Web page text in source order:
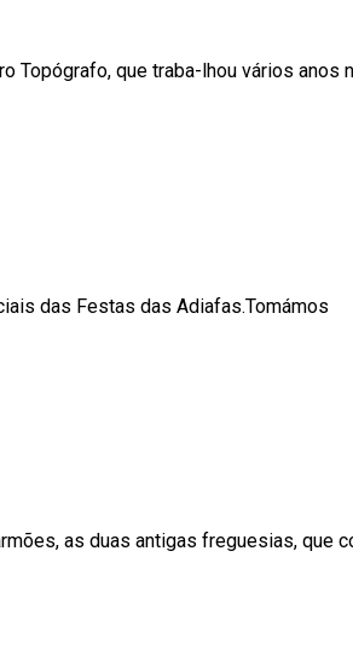
Topógrafo, que traba-lhou vários anos
das Festas das Adiafas.Tomámos
as duas antigas freguesias, que